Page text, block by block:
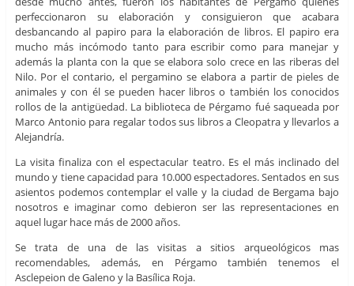
perfeccionaron su elaboración y consiguieron que acabara
desbancando al papiro para la elaboración de libros. El papiro era
mucho más incómodo tanto para escribir como para manejar y
además la planta con la que se elabora solo crece en las riberas del
Nilo. Por el contario, el pergamino se elabora a partir de pieles de
animales y con él se pueden hacer libros o también los conocidos
rollos de la antigüedad. La biblioteca de Pérgamo fué saqueada por
Marco Antonio para regalar todos sus libros a Cleopatra y llevarlos a
Alejandría.
La visita finaliza con el espectacular teatro. Es el más inclinado del
mundo y tiene capacidad para 10.000 espectadores. Sentados en sus
asientos podemos contemplar el valle y la ciudad de Bergama bajo
nosotros e imaginar como debieron ser las representaciones en
aquel lugar hace más de 2000 años.
Se trata de una de las visitas a sitios arqueológicos mas
recomendables, además, en Pérgamo también tenemos el
Asclepeion de Galeno y la Basílica Roja.